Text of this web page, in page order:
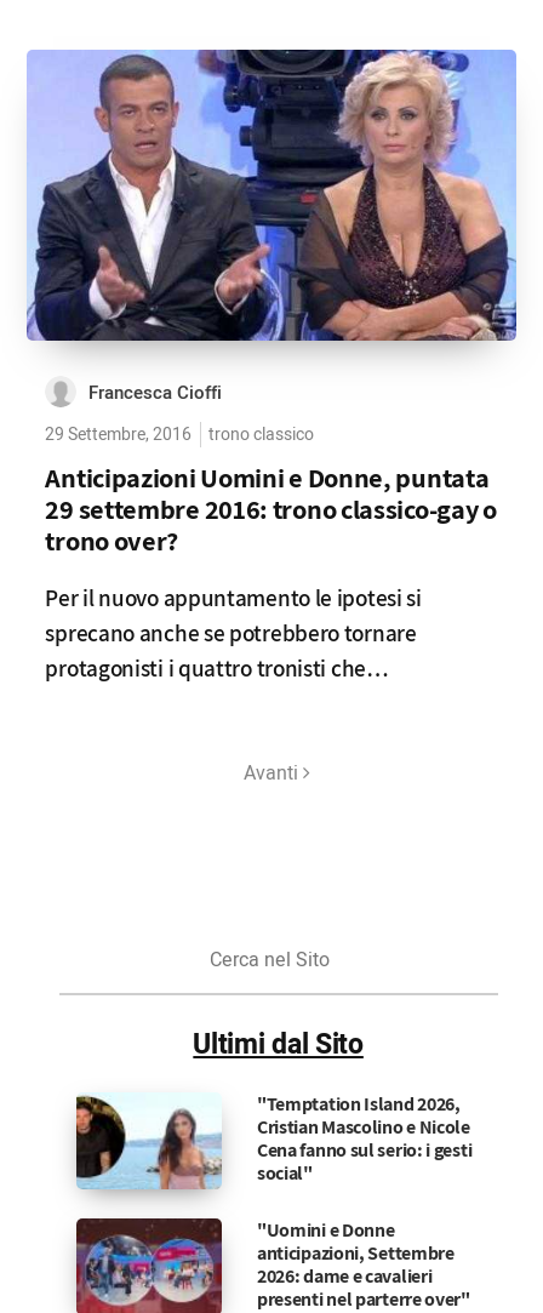
Francesca Cioffi
29 Settembre, 2016 trono classico
Anticipazioni Uomini e Donne, puntata
29 settembre 2016: trono classico-gay o
trono over?
Per il nuovo appuntamento le ipotesi si
sprecano anche se potrebbero tornare
protagonisti i quattro tronisti che…
Avanti
Sito
Ultimi dal Sito
"Temptation Island 2026,
Cristian Mascolino e Nicole
Cena fanno sul serio: i gesti
social"
"Uomini e Donne
anticipazioni, Settembre
2026: dame e cavalieri
presenti nel parterre over"